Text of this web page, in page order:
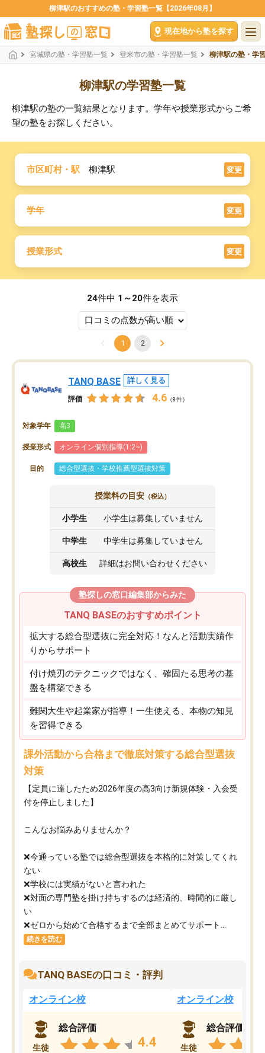
柳津駅のおすすめの塾・学習塾一覧【2026年08月】
現在地から塾を探す
宮城県の塾・学習塾一覧 登米市の塾・学習塾一覧 柳津駅の塾・学
柳津駅の学習塾一覧
柳津駅の塾の一覧結果となります。学年や授業形式からご希
望の塾をお探しください。
市区町村・駅 柳津駅 変更
学年 変更
授業形式 変更
24件中 1～20件を表示
1 2
TANQ BASE 詳しく見る
評価 4.6 （8件）
対象学年 高3
授業形式 オンライン個別指導(1:2~)
目的 総合型選抜・学校推薦型選抜対策
授業料の目安 （税込）
小学生 小学生は募集していません
中学生 中学生は募集していません
高校生 詳細はお問い合わせください
塾探しの窓口編集部からみた
TANQ BASEのおすすめポイント
拡大する総合型選抜に完全対応！なんと活動実績作
りからサポート
付け焼刃のテクニックではなく、確固たる思考の基
盤を構築できる
難関大生や起業家が指導！一生使える、本物の知見
を習得できる
課外活動から合格まで徹底対策する総合型選抜
対策
【定員に達したため2026年度の高3向け新規体験・入会受
付を停止しました】
こんなお悩みありませんか？
❌今通っている塾では総合型選抜を本格的に対策してくれ
ない
❌学校には実績がないと言われた
❌対面の専門塾を掛け持ちするのは経済的、時間的に厳し
い
❌ゼロから始めて合格するまで全部まとめてサポート...
続きを読む
TANQ BASEの口コミ・評判
オンライン校
生徒
総合評価
4.4
オンライン校
生徒
総合評価